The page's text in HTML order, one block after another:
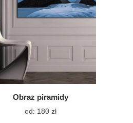
na
stronie
Obraz piramidy
od: 180 złTen